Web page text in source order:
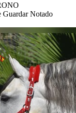
Guardar Notado